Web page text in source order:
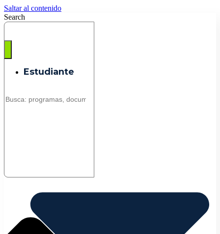
Saltar al contenido
Search
Estudiante